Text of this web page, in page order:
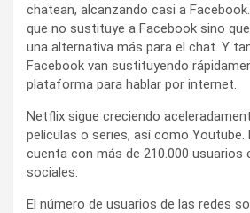
chatean, alcanzando casi a
que no sustituye a Facebook sino
una alternativa más para el chat. Y
Facebook van sustituyendo
plataforma para hablar por internet.
Netflix sigue creciendo
películas o series, así como Youtube.
cuenta con más de 210.000 usuarios
sociales.
El número de usuarios de las redes